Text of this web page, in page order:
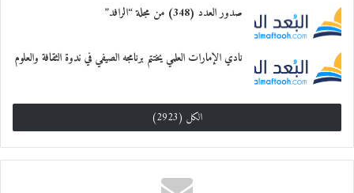
صدور العدد (348) من مجلة “الرافد”
نادي الإمارات العلمي يختتم برنامجه الصيفي في ندوة الثقافة والعلوم
الكل (2923)